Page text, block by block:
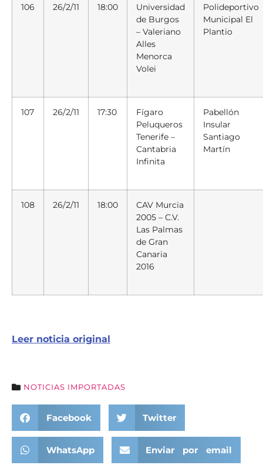
106 26/2/11 18:00
Universidad
de Burgos
– Valeriano
Alles
Menorca
Volei
Polideportivo
Municipal El
Plantio
107 26/2/11 17:30
Fígaro
Peluqueros
Tenerife –
Cantabria
Infinita
Pabellón
Insular
Santiago
Martín
108 26/2/11 18:00
CAV Murcia
2005 – C.V.
Las Palmas
de Gran
Canaria
2016
Leer noticia original
NOTICIAS IMPORTADAS
Facebook Twitter
WhatsApp Enviar por email